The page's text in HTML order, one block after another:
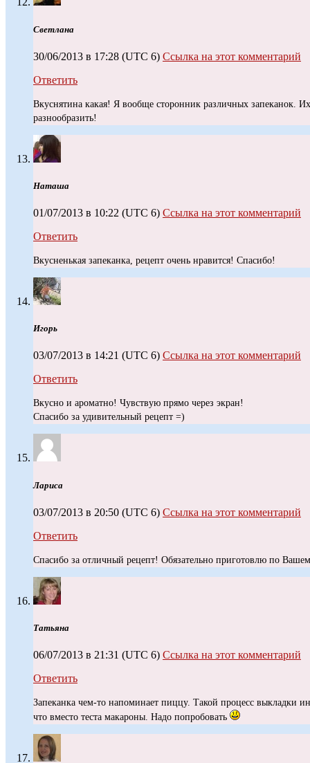
Светлана
30/06/2013 в 17:28 (UTC 6) Ссылка на этот комментарий
Ответить
Вкуснятина какая! Я вообще сторонник различных запеканок.
разнообразить!
Наташа
01/07/2013 в 10:22 (UTC 6) Ссылка на этот комментарий
Ответить
Вкусненькая запеканка, рецепт очень нравится! Спасибо!
Игopь
03/07/2013 в 14:21 (UTC 6) Ссылка на этот комментарий
Ответить
Вкусно и ароматно! Чувствую прямо через экран!
Спасибо за удивительный рецепт =)
Лариса
03/07/2013 в 20:50 (UTC 6) Ссылка на этот комментарий
Ответить
Спасибо за отличный рецепт! Обязательно приготовлю по
Татьяна
06/07/2013 в 21:31 (UTC 6) Ссылка на этот комментарий
Ответить
Запеканка чем-то напоминает пиццу. Такой процесс выкладки
что вместо теста макароны. Надо попробовать